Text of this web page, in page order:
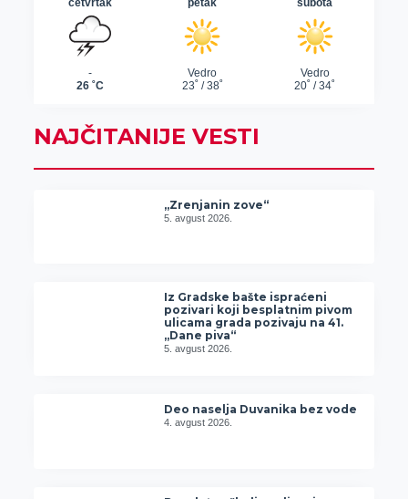
NAJČITANIJE VESTI
„Zrenjanin zove“
5. avgust 2026.
Iz Gradske bašte ispraćeni
pozivari koji besplatnim pivom
ulicama grada pozivaju na 41.
„Dane piva“
5. avgust 2026.
Deo naselja Duvanika bez vode
4. avgust 2026.